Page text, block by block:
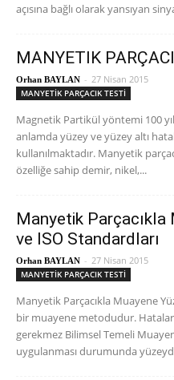
açısına bağlı olarak yansıyan
MANYETIK
Orhan BAYLAN - 27 Nisan 2015
MANYETİK PARÇACIK TESTİ
Magnetik Partikül yöntemi 100
anlamda yüzey ve yüzey altı
kullanılmaktadır. Manyetik
özelliğe sahip demir, nikel,...
Manyetik Parçacıkla
ve ISO Standardları
Orhan BAYLAN - 27 Nisan 2015
MANYETİK PARÇACIK TESTİ
Manyetik Parçacıkla Muayene
bir muayene metodudur.
gerekmez Bilimsel Temeli
uygulanması durumunda